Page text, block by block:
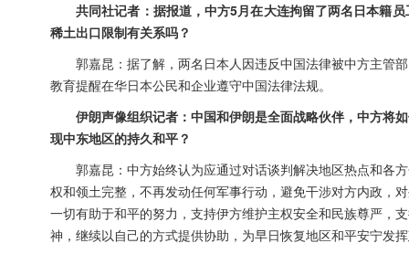
共同社记者：据报道，中方5月在大连拘留了两名日本籍
稀土出口限制有关系吗？
郭嘉昆：据了解，两名日本人因违反中国法律被中方主管
教育提醒在华日本公民和企业遵守中国法律法规。
伊朗声像组织记者：中国和伊朗是全面战略伙伴，中方将
现中东地区的持久和平？
郭嘉昆：中方始终认为应通过对话谈判解决地区热点和各
权和领土完整，不再发动任何军事行动，避免干涉对方内政，
一切有助于和平的努力，支持伊方维护主权安全和民族尊严，
神，继续以自己的方式提供协助，为早日恢复地区和平安宁发